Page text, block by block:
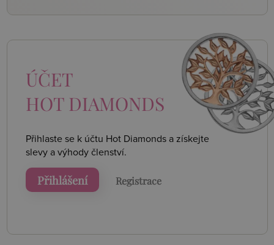
ÚČET
HOT DIAMONDS
Přihlaste se k účtu Hot Diamonds a získejte
slevy a výhody členství.
Přihlášení Registrace